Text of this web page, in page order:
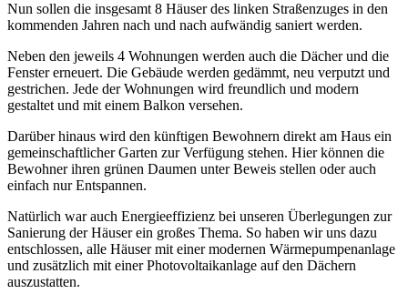
Nun sollen die insgesamt 8 Häuser des linken Straßenzuges in den
kommenden Jahren nach und nach aufwändig saniert werden.
Neben den jeweils 4 Wohnungen werden auch die Dächer und die
Fenster erneuert. Die Gebäude werden gedämmt, neu verputzt und
gestrichen. Jede der Wohnungen wird freundlich und modern
gestaltet und mit einem Balkon versehen.
Darüber hinaus wird den künftigen Bewohnern direkt am Haus ein
gemeinschaftlicher Garten zur Verfügung stehen. Hier können die
Bewohner ihren grünen Daumen unter Beweis stellen oder auch
einfach nur Entspannen.
Natürlich war auch Energieeffizienz bei unseren Überlegungen zur
Sanierung der Häuser ein großes Thema. So haben wir uns dazu
entschlossen, alle Häuser mit einer modernen Wärmepumpenanlage
und zusätzlich mit einer Photovoltaikanlage auf den Dächern
auszustatten.